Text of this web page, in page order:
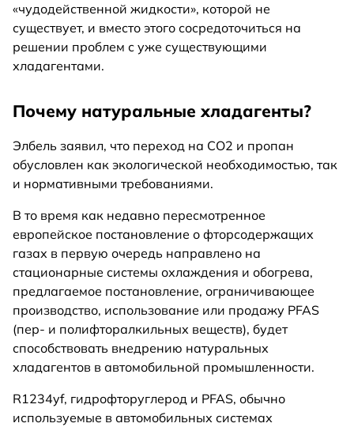
«чудодейственной жидкости», которой не
существует, и вместо этого сосредоточиться на
решении проблем с уже существующими
хладагентами.
Почему натуральные хладагенты?
Элбель заявил, что переход на CO2 и пропан
обусловлен как экологической необходимостью, так
и нормативными требованиями.
В то время как недавно пересмотренное
европейское постановление о фторсодержащих
газах в первую очередь направлено на
стационарные системы охлаждения и обогрева,
предлагаемое постановление, ограничивающее
производство, использование или продажу PFAS
(пер- и полифторалкильных веществ), будет
способствовать внедрению натуральных
хладагентов в автомобильной промышленности.
R1234yf, гидрофторуглерод и PFAS, обычно
используемые в автомобильных системах